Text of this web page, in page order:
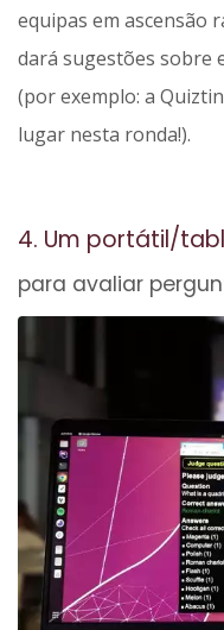
equipas em ascensão
dará sugestões sobre
(por exemplo: a
lugar nesta ronda!).
4. Um portátil/
para avaliar